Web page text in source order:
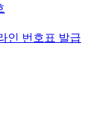
인 번호표 발급